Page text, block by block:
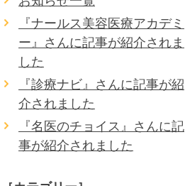
『ナールス美容医療アカデミ
ー』さんに記事が紹介されま
した
『診療ナビ』さんに記事が紹
介されました
『名医のチョイス』さんに記
事が紹介されました